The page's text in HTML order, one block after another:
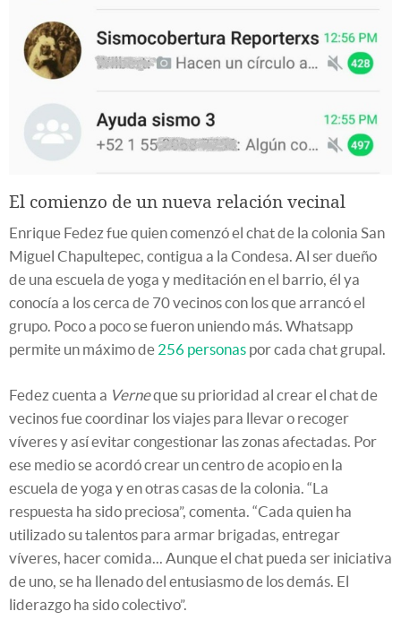
El comienzo de un nueva relación vecinal
Enrique Fedez fue quien comenzó el chat de la colonia San
Miguel Chapultepec, contigua a la Condesa. Al ser dueño
de una escuela de yoga y meditación en el barrio, él ya
conocía a los cerca de 70 vecinos con los que arrancó el
grupo. Poco a poco se fueron uniendo más. Whatsapp
permite un máximo de 256 personas por cada chat grupal.
Fedez cuenta a Verneque su prioridad al crear el chat de
vecinos fue coordinar los viajes para llevar o recoger
víveres y así evitar congestionar las zonas afectadas. Por
ese medio se acordó crear un centro de acopio en la
escuela de yoga y en otras casas de la colonia. “La
respuesta ha sido preciosa”, comenta. “Cada quien ha
utilizado su talentos para armar brigadas, entregar
víveres, hacer comida... Aunque el chat pueda ser iniciativa
de uno, se ha llenado del entusiasmo de los demás. El
liderazgo ha sido colectivo”.